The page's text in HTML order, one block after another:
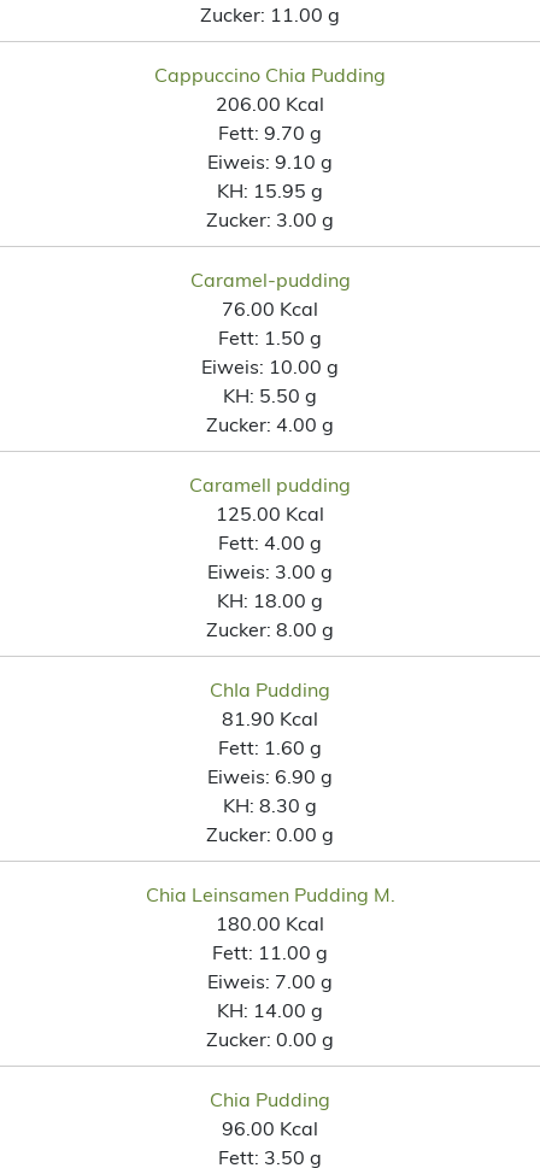
Zucker: 11.00 g
Cappuccino Chia Pudding
206.00 Kcal
Fett: 9.70 g
Eiweis: 9.10 g
KH: 15.95 g
Zucker: 3.00 g
Caramel-pudding
76.00 Kcal
Fett: 1.50 g
Eiweis: 10.00 g
KH: 5.50 g
Zucker: 4.00 g
Caramell pudding
125.00 Kcal
Fett: 4.00 g
Eiweis: 3.00 g
KH: 18.00 g
Zucker: 8.00 g
ChIa Pudding
81.90 Kcal
Fett: 1.60 g
Eiweis: 6.90 g
KH: 8.30 g
Zucker: 0.00 g
Chia Leinsamen Pudding M.
180.00 Kcal
Fett: 11.00 g
Eiweis: 7.00 g
KH: 14.00 g
Zucker: 0.00 g
Chia Pudding
96.00 Kcal
Fett: 3.50 g